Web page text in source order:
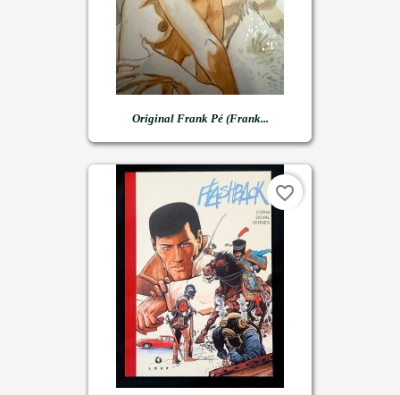
Original Frank Pé (Frank...
favorite_border